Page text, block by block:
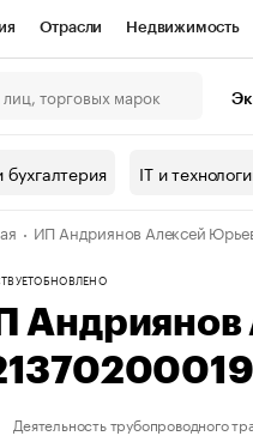
Отрасли Недвижимость
Проверка контрагентов
валюты
IT и
ИП Андриянов Алексей
ОБНОВЛЕНО
Деятельность трубопроводного